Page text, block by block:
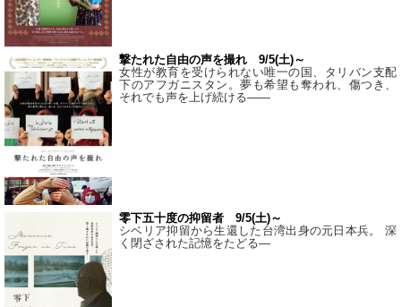
撃たれた自由の声を撮れ 9/5(土)～
女性が教育を受けられない唯一の国、タリバン支配
下のアフガニスタン。夢も希望も奪われ、傷つき、
それでも声を上げ続ける——
零下五十度の抑留者 9/5(土)～
シベリア抑留から生還した台湾出身の元日本兵。 深
く閉ざされた記憶をたどる—